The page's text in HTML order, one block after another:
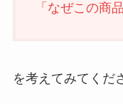
「なぜこの商
を考えてみてくだ